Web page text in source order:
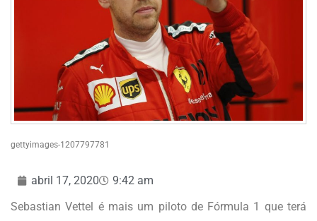
gettyimages-1207797781
abril 17, 2020
9:42 am
Sebastian Vettel é mais um piloto de Fórmula 1 que terá